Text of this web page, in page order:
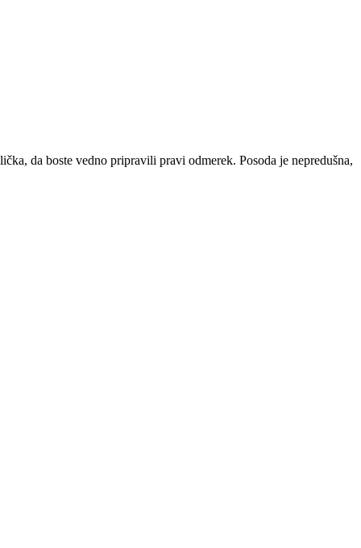
da boste vedno pripravili pravi odmerek. Posoda je nepredušna,